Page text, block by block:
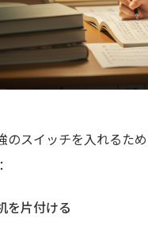
のスイッチを入れるため
を片付ける